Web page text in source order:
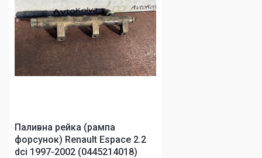
Паливна рейка (рампа
форсунок) Renault Espace 2.2
dci 1997-2002 (0445214018)